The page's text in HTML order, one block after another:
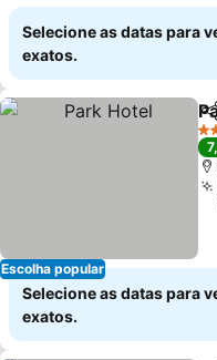
Selecione as datas para
exatos.
Escolha popular
3
Selecione as datas para
exatos.